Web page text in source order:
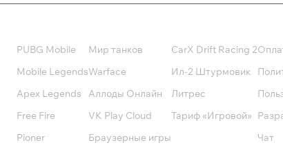
PUBG Mobile
Mobile Legends
Apex Legends
Free Fire
Pioner
Мир танков
Warface
Аллоды Онлайн
VK Play Cloud
Браузерные игры
CarX Drift Racing 2
Ил-2 Штурмовик
Литрес
Тариф «Игровой»
Чат